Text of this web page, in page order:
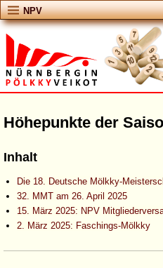
NPV
Höhepunkte der
Inhalt
Die 18. Deutsche Mölkky-
32. MMT am 26. April 2025
15. März 2025: NPV
2. März 2025: Faschings-Mölkky